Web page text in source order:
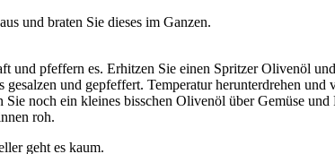
und braten Sie dieses im Ganzen.
und pfeffern es. Erhitzen Sie einen Spritzer Olivenöl
und gepfeffert. Temperatur herunterdrehen
Sie noch ein kleines bisschen Olivenöl über Gemüse
roh.